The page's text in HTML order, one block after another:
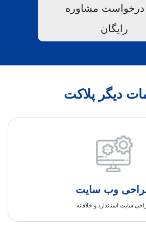
درخواست مشاوره
رایگان
دیگر پلاکت
وب سایت
سایت استاندارد و خلاقانه